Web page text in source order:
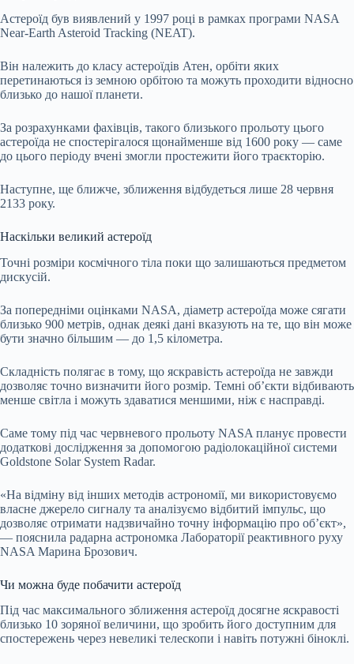
Астероїд був виявлений у 1997 році в рамках програми NASA
Near-Earth Asteroid Tracking (NEAT).
Він належить до класу астероїдів Атен, орбіти яких
перетинаються із земною орбітою та можуть проходити відносно
близько до нашої планети.
За розрахунками фахівців, такого близького прольоту цього
астероїда не спостерігалося щонайменше від 1600 року — саме
до цього періоду вчені змогли простежити його траєкторію.
Наступне, ще ближче, зближення відбудеться лише 28 червня
2133 року.
Наскільки великий астероїд
Точні розміри космічного тіла поки що залишаються предметом
дискусій.
За попередніми оцінками NASA, діаметр астероїда може сягати
близько 900 метрів, однак деякі дані вказують на те, що він може
бути значно більшим — до 1,5 кілометра.
Складність полягає в тому, що яскравість астероїда не завжди
дозволяє точно визначити його розмір. Темні об’єкти відбивають
менше світла і можуть здаватися меншими, ніж є насправді.
Саме тому під час червневого прольоту NASA планує провести
додаткові дослідження за допомогою радіолокаційної системи
Goldstone Solar System Radar.
«На відміну від інших методів астрономії, ми використовуємо
власне джерело сигналу та аналізуємо відбитий імпульс, що
дозволяє отримати надзвичайно точну інформацію про об’єкт»,
— пояснила радарна астрономка Лабораторії реактивного руху
NASA Марина Брозович.
Чи можна буде побачити астероїд
Під час максимального зближення астероїд досягне яскравості
близько 10 зоряної величини, що зробить його доступним для
спостережень через невеликі телескопи і навіть потужні біноклі.